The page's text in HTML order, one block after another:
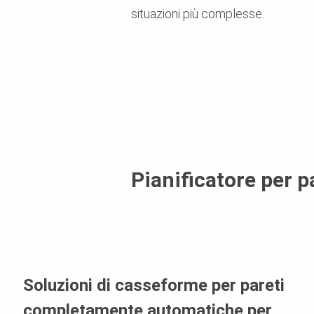
situazioni più complesse.
Pianificatore per
Soluzioni di casseforme per pareti